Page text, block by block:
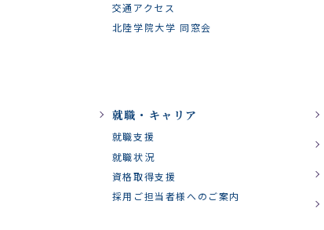
交通アクセス
北陸学院大学 同窓会
就職・キャリア
就職支援
就職状況
資格取得支援
採用ご担当者様へのご案内